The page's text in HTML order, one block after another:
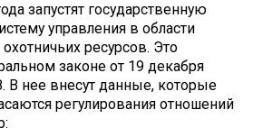
запустят государственную
управления в области
ресурсов. Это
законе от 19 декабря
В нее внесут данные, которые
регулирования отношений